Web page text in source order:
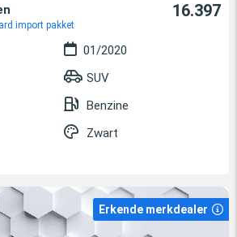
import pakket
16.397
01/2020
SUV
Benzine
Zwart
Erkende merkdealer